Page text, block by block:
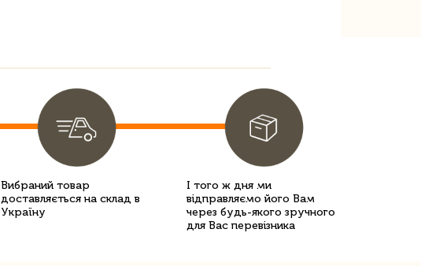
Вибраний товар
доставляється на склад в
Україну
І того ж дня ми
відправляємо його Вам
через будь-якого зручного
для Вас перевізника